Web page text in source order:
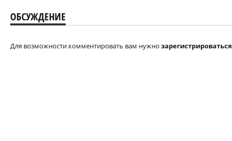
ОБСУЖДЕНИЕ
Для возможности комментировать вам нужно зарегистрироваться